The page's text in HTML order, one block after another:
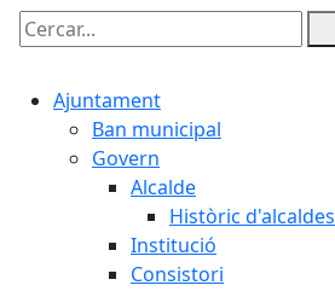
Cercar:
Ajuntament
Ban municipal
Govern
Alcalde
Històric d'alcaldes
Institució
Consistori